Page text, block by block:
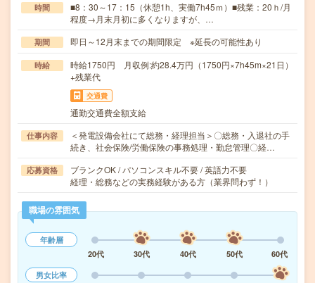
時間
■8：30～17：15（休憩1h、実働7h45ｍ）■残業：20ｈ/月
程度→月末月初に多くなりますが、…
期間 即日～12月末までの期間限定 ※延長の可能性あり
時給
時給1750円 月収例:約28.4万円（1750円×7h45m×21日）
+残業代
交通費
通勤交通費全額支給
仕事内容
＜発電設備会社にて総務・経理担当＞〇総務・入退社の手
続き、社会保険/労働保険の事務処理・勤怠管理〇経…
応募資格
ブランクOK / パソコンスキル不要 / 英語力不要
経理・総務などの実務経験がある方（業界問わず！）
職場の雰囲気
年齢層
20代
30代 40代 50代
60代
男女比率